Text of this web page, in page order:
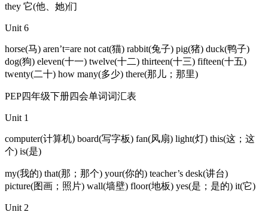
they 它(他、她)们
Unit 6
horse(马) aren’t=are not cat(猫) rabbit(兔子) pig(猪) duck(鸭子)
dog(狗) eleven(十一) twelve(十二) thirteen(十三) fifteen(十五)
twenty(二十) how many(多少) there(那儿；那里)
PEP四年级下册四会单词词汇表
Unit 1
computer(计算机) board(写字板) fan(风扇) light(灯) this(这；这
个) is(是)
my(我的) that(那；那个) your(你的) teacher’s desk(讲台)
picture(图画；照片) wall(墙壁) floor(地板) yes(是；是的) it(它)
Unit 2